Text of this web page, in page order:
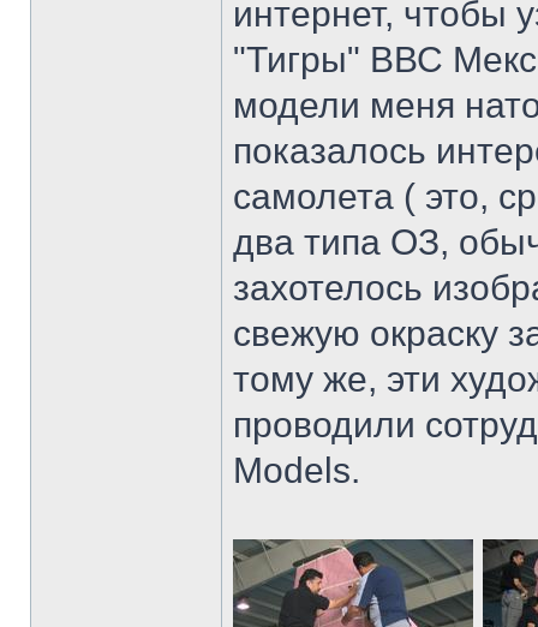
интернет, чтобы
"Тигры" ВВС
модели меня
показалось
самолета ( это,
два типа ОЗ,
захотелось
свежую окраску
тому же, эти
проводили
Models.